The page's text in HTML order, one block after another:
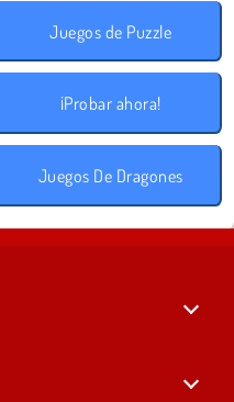
Juegos de Puzzle
¡Probar ahora!
Juegos De Dragones